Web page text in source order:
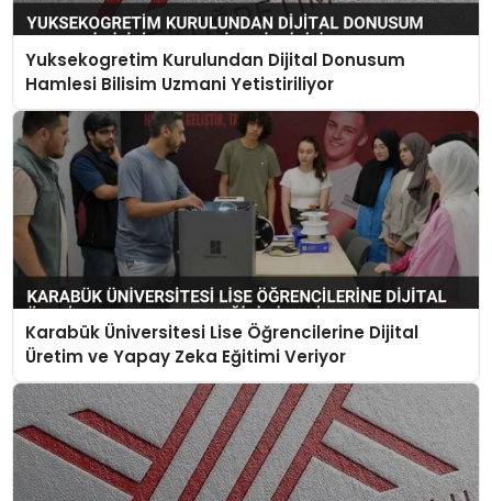
Yuksekogretim Kurulundan Dijital Donusum
Hamlesi Bilisim Uzmani Yetistiriliyor
Karabük Üniversitesi Lise Öğrencilerine Dijital
Üretim ve Yapay Zeka Eğitimi Veriyor